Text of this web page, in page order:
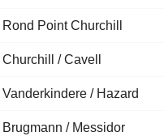
Rond Point Churchill
Churchill / Cavell
Vanderkindere / Hazard
Brugmann / Messidor